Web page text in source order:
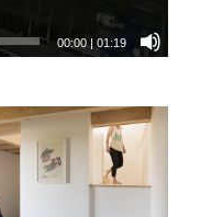
00:00 | 01:19